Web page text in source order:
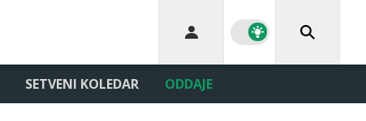
SETVENI KOLEDAR ODDAJE